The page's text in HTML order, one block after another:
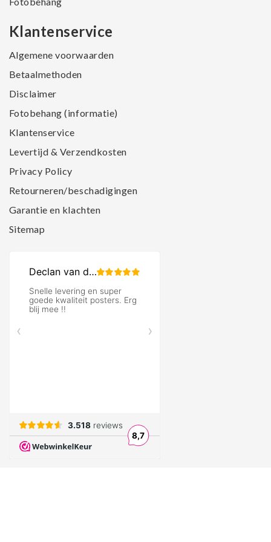
Klantenservice
Algemene voorwaarden
Betaalmethoden
Disclaimer
Fotobehang (informatie)
Klantenservice
Levertijd & Verzendkosten
Privacy Policy
Retourneren/beschadigingen
Garantie en klachten
Sitemap